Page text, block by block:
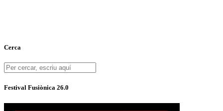
Cerca
Festival Fusiònica 26.0